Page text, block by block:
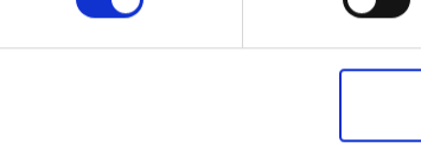
undThymian
und servieren Sie.